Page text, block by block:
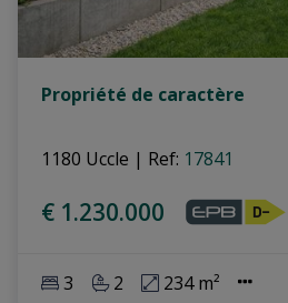
Propriété de caractère
1180 Uccle | Ref: 17841
€ 1.230.000
3 2 234 m²